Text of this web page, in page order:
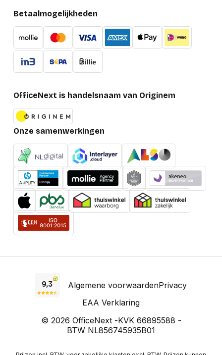
Betaalmogelijkheden
OfficeNext is handelsnaam van Originem
Onze samenwerkingen
Algemene voorwaardenPrivacy
EAA Verklaring
© 2026 OfficeNext -KVK 66895588 -
BTW NL856745935B01